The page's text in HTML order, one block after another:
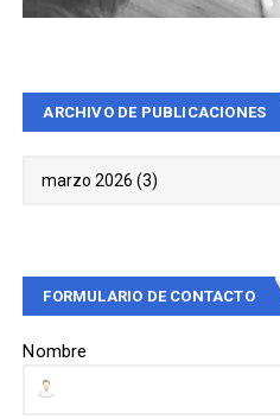
ARCHIVO DE PUBLICACIONES
FORMULARIO DE CONTACTO
Nombre